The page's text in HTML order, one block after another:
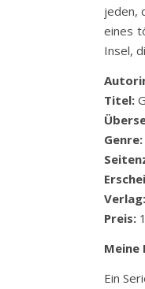
jeden,
eines
Insel,
Titel:
Genre:
Verlag:
Preis:
Meine
Ein